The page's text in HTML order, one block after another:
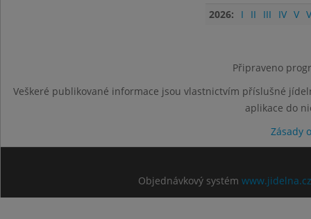
2026:
I II III IV V
Připraveno
Veškeré publikované informace jsou vlastnictvím příslušné
aplikace do
Zásady
Objednávkový systém www.jidelna.cz